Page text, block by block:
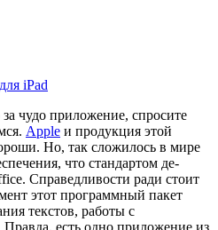
iPad
чудо приложение, спросите
Apple и продукция этой
Но, так сложилось в мире
что стандартом де-
Справедливости ради стоит
этот программный пакет
текстов, работы с
есть одно приложение из